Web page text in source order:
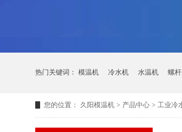
热门关键词： 模温机 冷水机 水温机 螺
您的位置： 久阳模温机 > 产品中心 > 工业冷